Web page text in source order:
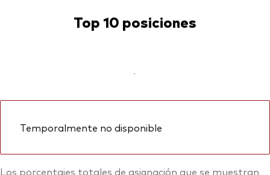
Top 10 posiciones
-
Temporalmente no disponible
Los porcentajes totales de asignación que se muestran